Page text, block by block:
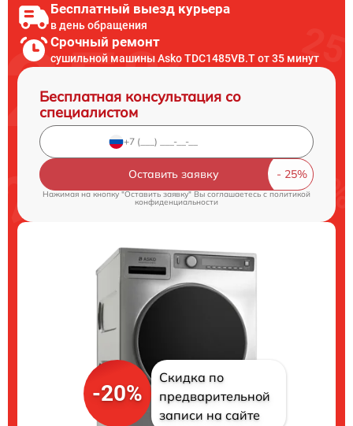
Бесплатный выезд курьера
в день обращения
Срочный ремонт
сушильной машины Asko TDC1485VB.T от 35 минут
Бесплатная консультация со
специалистом
Оставить заявку
Нажимая на кнопку "Оставить заявку" Вы соглашаетесь cполитикой
конфиденциальности
-20%
Скидка по
предварительной
записи на сайте